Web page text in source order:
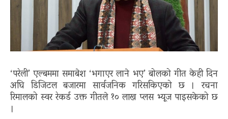
‘परेली’ एल्बममा समाबेश ‘भगाएर लाने भए’ बोलको गीत केही दिन
अघि डिजिटल बजारमा सार्वजनिक गरिसकिएको छ । रचना
रिमालको स्वर रेकर्ड उक्त गीतले १० लाख प्लस भ्यूज पाइसकेको छ
।